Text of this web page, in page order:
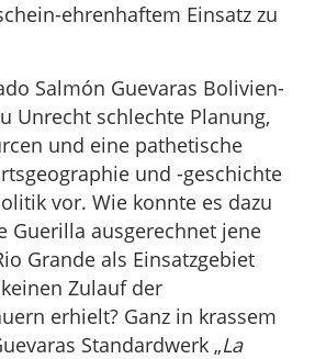
ehrenhaftem Einsatz zu
Salmón Guevaras Bolivien-
Unrecht schlechte Planung,
und eine pathetische
und -geschichte
vor. Wie konnte es dazu
Guerilla ausgerechnet jene
Grande als Einsatzgebiet
Zulauf der
erhielt? Ganz in krassem
Standardwerk „La